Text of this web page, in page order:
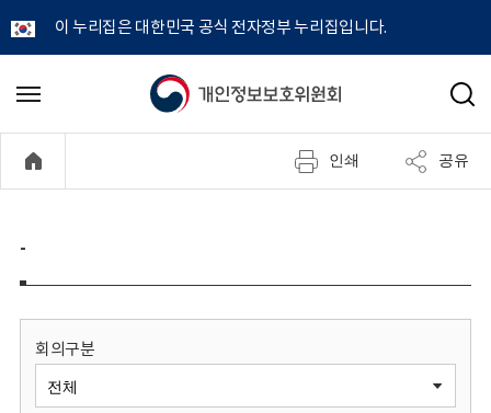
이 누리집은 대한민국 공식 전자정부 누리집입니다.
개
정
보
메
기
검
인쇄 공유
-
회의구분